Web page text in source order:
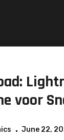
voor
June 22,